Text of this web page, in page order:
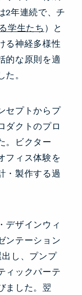
2年連続で、チ
学生たち ）と
る神経多様性
的な原則を適
。
セプトからプ
ダクトのプロ
。ビクター
フィス体験を
・製作する過
デザインウィ
ンテーション
し、プンプ
ィックパーテ
ました。翌